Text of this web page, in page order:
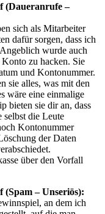
(Daueranrufe –
sich als Mitarbeiter
dafür sorgen, dass ich
wurde auch
zu hacken. Sie
und Kontonummer.
sie alles, was mit den
wäre eine einmalige
bieten sie dir an, dass
selbst die Leute
Kontonummer
der Daten
über den Vorfall
(Spam – Unseriös):
an dem ich